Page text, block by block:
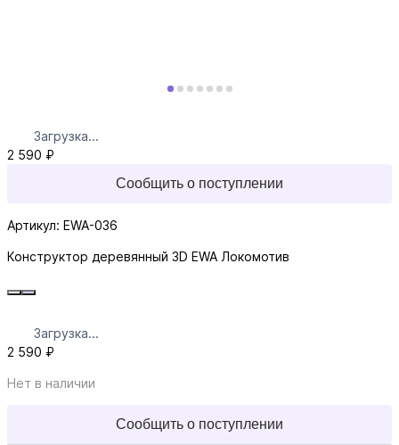
Загрузка...
2 590 ₽
Сообщить о поступлении
Артикул: EWA-036
Конструктор деревянный 3D EWA Локомотив
Загрузка...
2 590 ₽
Нет в наличии
Сообщить о поступлении